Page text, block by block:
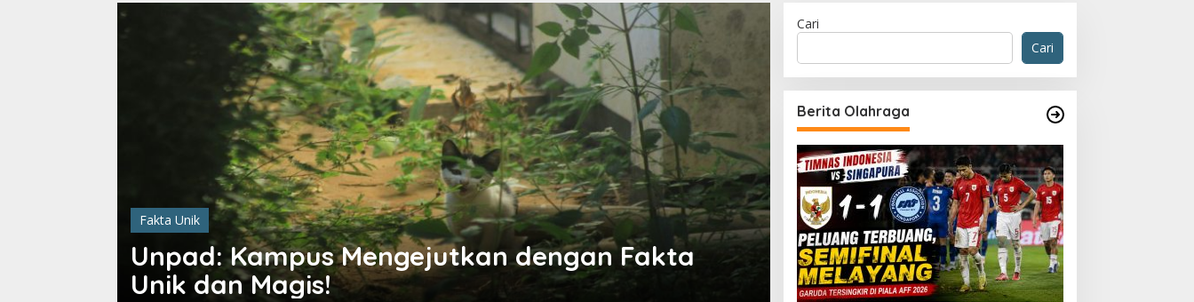
Fakta Unik
Unpad: Kampus Mengejutkan dengan Fakta
Unik dan Magis!
Cari
Cari
Berita Olahraga